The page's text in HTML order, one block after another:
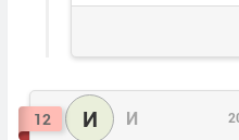
12 И И